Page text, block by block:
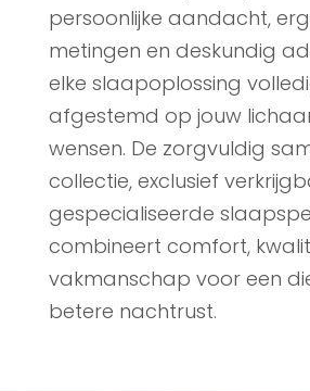
persoonlijke aandacht,
metingen en deskundig
elke slaapoplossing
afgestemd op jouw
wensen. De zorgvuldig
collectie, exclusief
gespecialiseerde
combineert comfort,
vakmanschap voor een
betere nachtrust.